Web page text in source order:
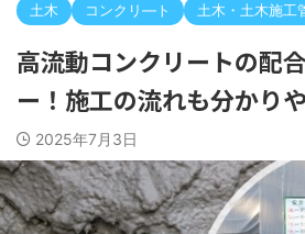
土木 コンクリ―ト 土木・土木施工
高流動コンクリートの配
ー！施工の流れも分かり
2025年7月3日